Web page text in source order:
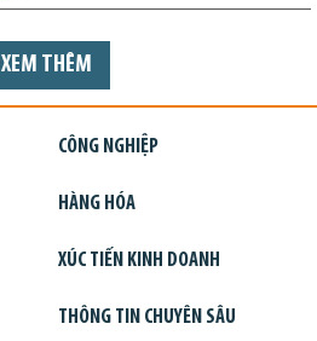
XEM THÊM
CÔNG NGHIỆP
HÀNG HÓA
XÚC TIẾN KINH DOANH
THÔNG TIN CHUYÊN SÂU